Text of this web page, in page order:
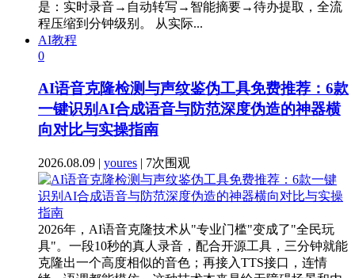
是：实时录音→自动转写→智能摘要→待办提取，全流
程压缩到分钟级别。 从实际...
AI教程
0
AI语音克隆检测与声纹鉴伪工具免费推荐：6款
一键识别AI合成语音与防范深度伪造的神器横
向对比与实操指南
2026.08.09 | youres | 7次围观
2026年，AI语音克隆技术从"专业门槛"变成了"全民玩
具"。一段10秒的真人录音，配合开源工具，三分钟就能
克隆出一个高度相似的音色；再接入TTS接口，连情